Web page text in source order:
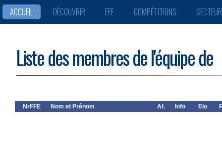
ACCUEIL DÉCOUVRIR FFE COMPÉTITIONS
Liste des membres de l'équipe de
NrFFE Nom et Prénom Af. Info Elo